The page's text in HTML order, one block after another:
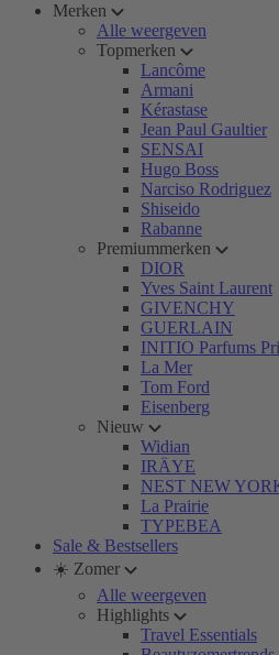
Merken
Alle weergeven
Topmerken
Lancôme
Armani
Kérastase
Jean Paul Gaultier
SENSAI
Hugo Boss
Narciso Rodriguez
Shiseido
Rabanne
Premiummerken
DIOR
Yves Saint Laurent
GIVENCHY
GUERLAIN
INITIO Parfums
La Mer
Tom Ford
Eisenberg
Nieuw
Widian
IRÄYE
NEST NEW
La Prairie
TYPEBEA
Sale & Bestsellers
☀️ Zomer
Alle weergeven
Highlights
Travel Essentials